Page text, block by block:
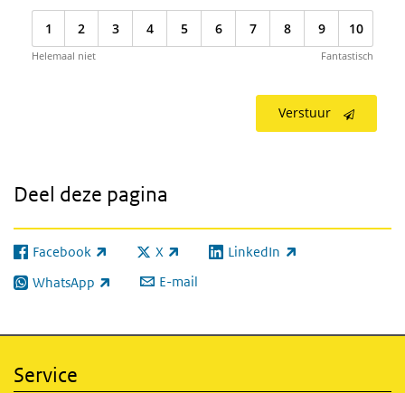
1 2 3 4 5 6 7 8 9 10
Helemaal niet Fantastisch
Verstuur
Deel deze pagina
Facebook
(externe link) X
(externe link) LinkedIn
(externe link)
WhatsApp
(externe link) E-mail
Service